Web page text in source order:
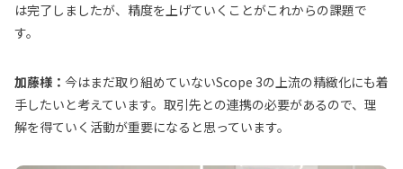
は完了しましたが、精度を上げていくことがこれからの課題で
す。
加藤様： 今はまだ取り組めていないScope 3の上流の精緻化にも着
手したいと考えています。取引先との連携の必要があるので、理
解を得ていく活動が重要になると思っています。